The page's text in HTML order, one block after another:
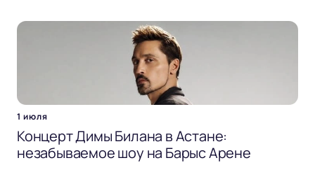
1 июля
Концерт Димы Билана в Астане:
незабываемое шоу на Барыс Арене